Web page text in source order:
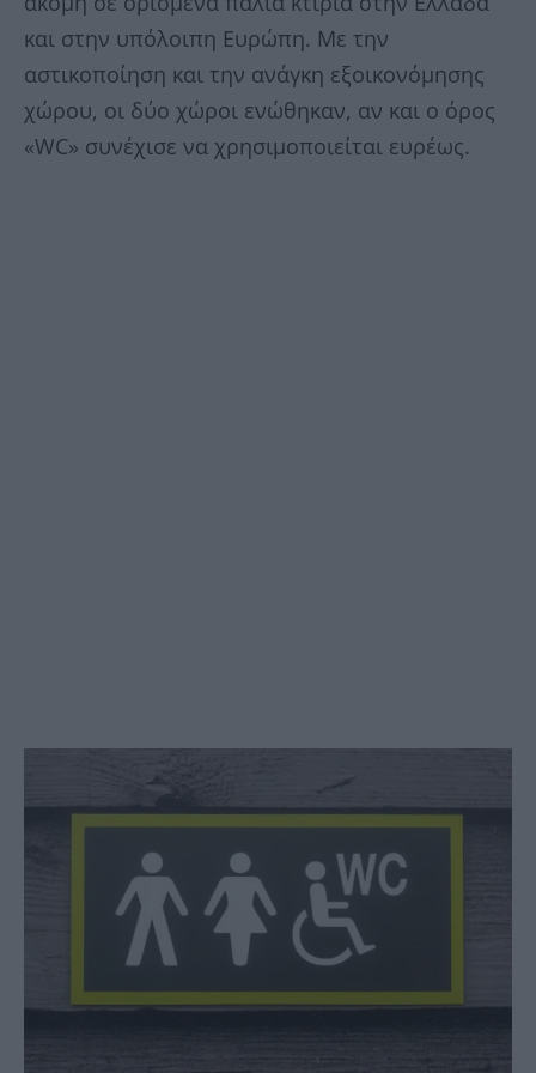
και στην υπόλοιπη Ευρώπη. Με την
αστικοποίηση και την ανάγκη εξοικονόμησης
χώρου, οι δύο χώροι ενώθηκαν, αν και ο όρος
«WC» συνέχισε να χρησιμοποιείται ευρέως.